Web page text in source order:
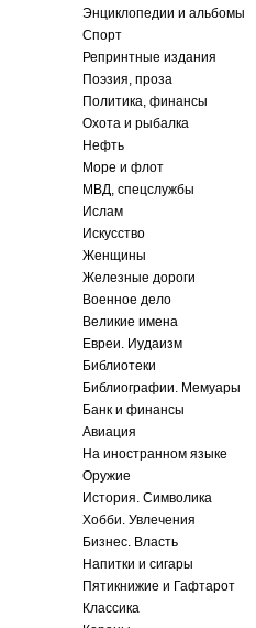
Энциклопедии и альбомы
Спорт
Репринтные издания
Поэзия, проза
Политика, финансы
Охота и рыбалка
Нефть
Море и флот
МВД, спецслужбы
Ислам
Искусство
Женщины
Железные дороги
Военное дело
Великие имена
Евреи. Иудаизм
Библиотеки
Библиографии. Мемуары
Банк и финансы
Авиация
На иностранном языке
Оружие
История. Символика
Хобби. Увлечения
Бизнес. Власть
Напитки и сигары
Пятикнижие и Гафтарот
Классика